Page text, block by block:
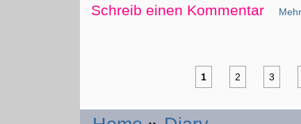
Schreib einen Kommentar
1 2 3